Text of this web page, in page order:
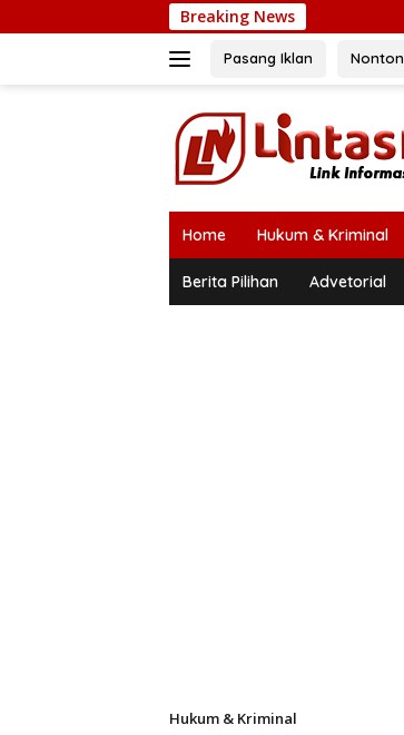
ke
Breaking News
Pasang Iklan
Home Hukum & Kriminal
Berita Pilihan Advetorial
Hukum & Kriminal